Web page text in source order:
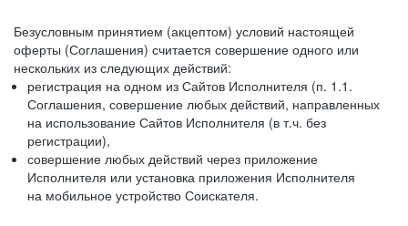
Безусловным принятием (акцептом) условий настоящей
оферты (Соглашения) считается совершение одного или
нескольких из следующих действий:
регистрация на одном из Сайтов Исполнителя (п. 1.1.
Соглашения, совершение любых действий, направленных
на использование Сайтов Исполнителя (в т.ч. без
регистрации),
совершение любых действий через приложение
Исполнителя или установка приложения Исполнителя
на мобильное устройство Соискателя.